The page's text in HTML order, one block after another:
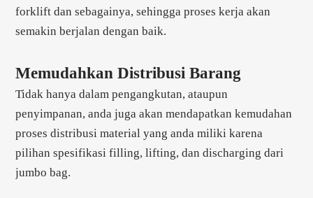
forklift dan sebagainya, sehingga proses kerja akan
semakin berjalan dengan baik.
Memudahkan Distribusi Barang
Tidak hanya dalam pengangkutan, ataupun
penyimpanan, anda juga akan mendapatkan kemudahan
proses distribusi material yang anda miliki karena
pilihan spesifikasi filling, lifting, dan discharging dari
jumbo bag.